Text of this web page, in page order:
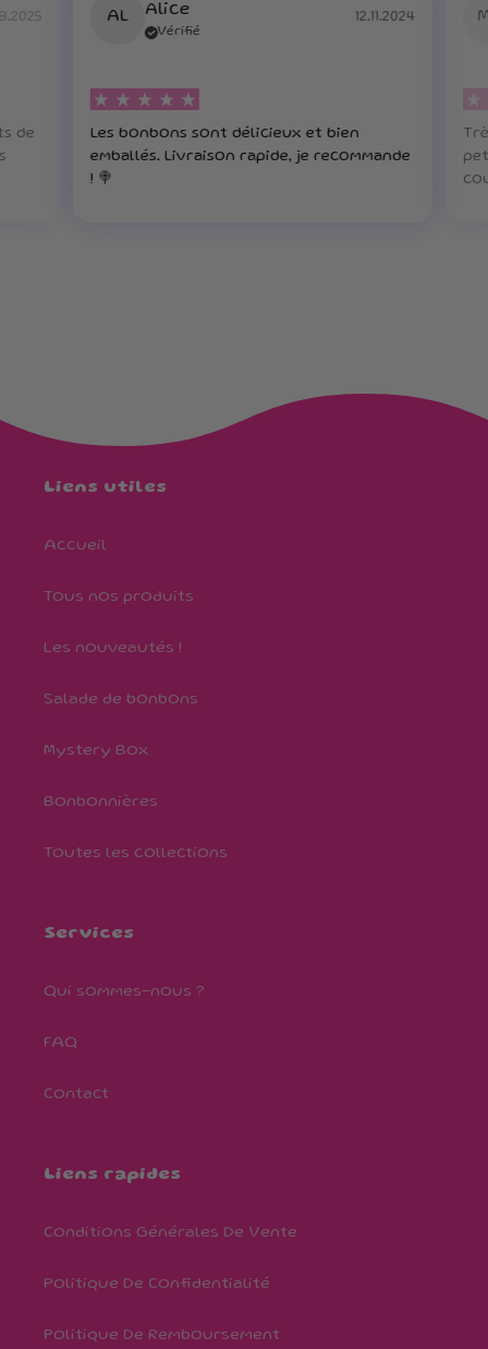
de
AL Alice
Vérifié
12.11.2024
Les bonbons sont délicieux et bien
emballés. Livraison rapide, je recommande
! 🍭
Liens utiles
Accueil
Tous nos produits
Les nouveautés !
Salade de bonbons
Mystery Box
Bonbonnières
Toutes les collections
Services
Qui sommes-nous ?
FAQ
Contact
Liens rapides
Conditions Générales De Vente
Politique De Confidentialité
Politique De Remboursement